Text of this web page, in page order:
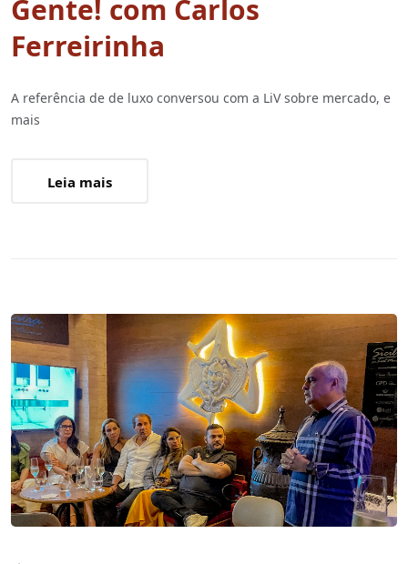
Gente! com Carlos
Ferreirinha
A referência de de luxo conversou com a LiV sobre mercado, e
mais
Leia mais